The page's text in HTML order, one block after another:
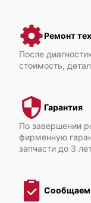
Ремонт
После
стоимость,
Гарантия
По завершении
фирменную
запчасти до 3
Сообщаем